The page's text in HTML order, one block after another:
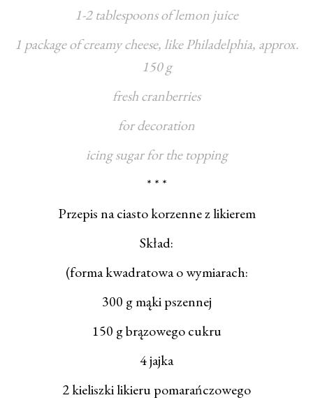
1-2 tablespoons of lemon juice
1 package of creamy cheese, like Philadelphia, approx.
150 g
fresh cranberries
for decoration
icing sugar for the topping
* * *
Przepis na ciasto korzenne z likierem
Skład:
(forma kwadratowa o wymiarach:
300 g mąki pszennej
150 g brązowego cukru
4 jajka
2 kieliszki likieru pomarańczowego